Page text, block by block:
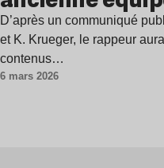
D’après un communiqué
et K. Krueger, le rappeur
contenus…
6 mars 2026